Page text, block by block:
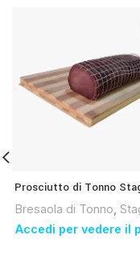
Prosciutto di Tonno
Bresaola di Tonno,
Accedi per vedere il